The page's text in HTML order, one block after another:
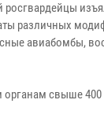
различных
авиабомбы,
свыше